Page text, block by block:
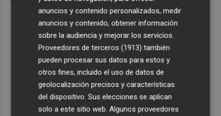
anuncios y contenido personalizados, medir
anuncios y contenido, obtener información
sobre la audiencia y mejorar los servicios.
Proveedores de terceros (1913) también
pueden procesar sus datos para estos y
otros fines, incluido el uso de datos de
geolocalización precisos y características
del dispositivo. Sus elecciones se aplican
solo a este sitio web. Algunos proveedores